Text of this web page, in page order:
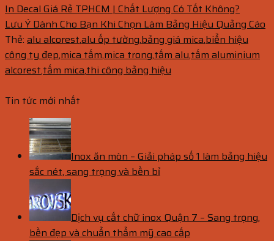
In Decal Giá Rẻ TPHCM | Chất Lượng Có Tốt Không?
Lưu Ý Dành Cho Bạn Khi Chọn Làm Bảng Hiệu Quảng Cáo
Thẻ: alu alcorest,alu ốp tường,bảng giá mica,biển hiệu
công ty đẹp,mica tấm,mica trong,tấm alu,tấm aluminium
alcorest,tấm mica,thi công bảng hiệu
Tin tức mới nhất
Inox ăn mòn – Giải pháp số 1 làm bảng hiệu
sắc nét, sang trọng và bền bỉ
Dịch vụ cắt chữ inox Quận 7 – Sang trọng,
bền đẹp và chuẩn thẩm mỹ cao cấp